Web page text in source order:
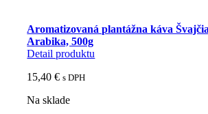
Aromatizovaná plantážna káva
Arabika, 500g
Detail produktu
15,40€ s DPH
Na sklade